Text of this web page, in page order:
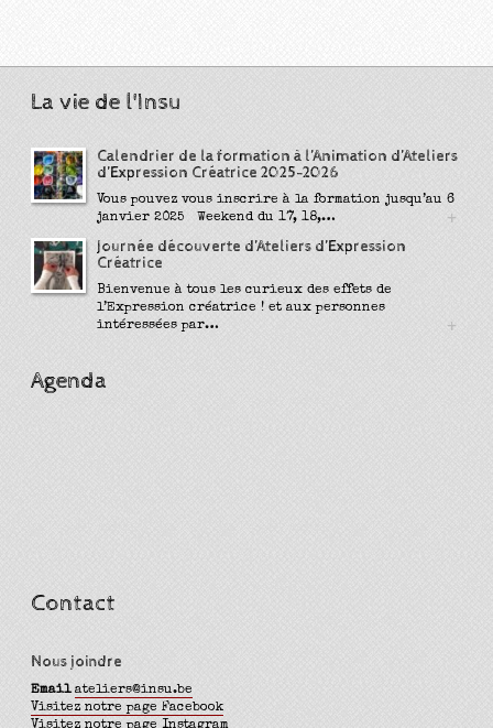
La vie de l'Insu
Calendrier de la formation à l’Animation d’Ateliers
d’Expression Créatrice 2025-2026
Vous pouvez vous inscrire à la formation jusqu’au 6
janvier 2025 Weekend du 17, 18,…
+
Journée découverte d’Ateliers d’Expression
Créatrice
Bienvenue à tous les curieux des effets de
l’Expression créatrice ! et aux personnes
intéressées par…
+
Agenda
Contact
Nous joindre
Email ateliers@insu.be
Visitez notre page Facebook